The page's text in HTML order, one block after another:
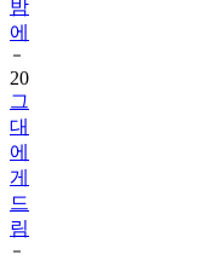
20
그
대
에
게
드
림
21
사